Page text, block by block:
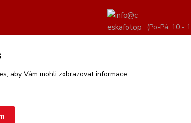
(Po-Pá, 10 -
aby Vám mohli zobrazovat informace